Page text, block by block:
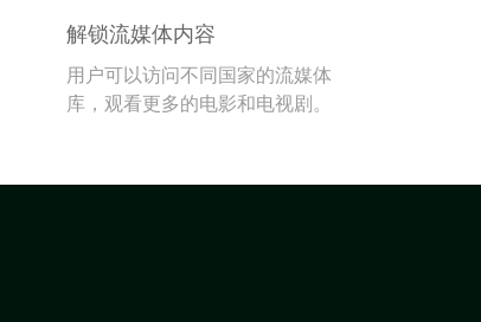
解锁流媒体内容
用户可以访问不同国家的流媒体
库，观看更多的电影和电视剧。